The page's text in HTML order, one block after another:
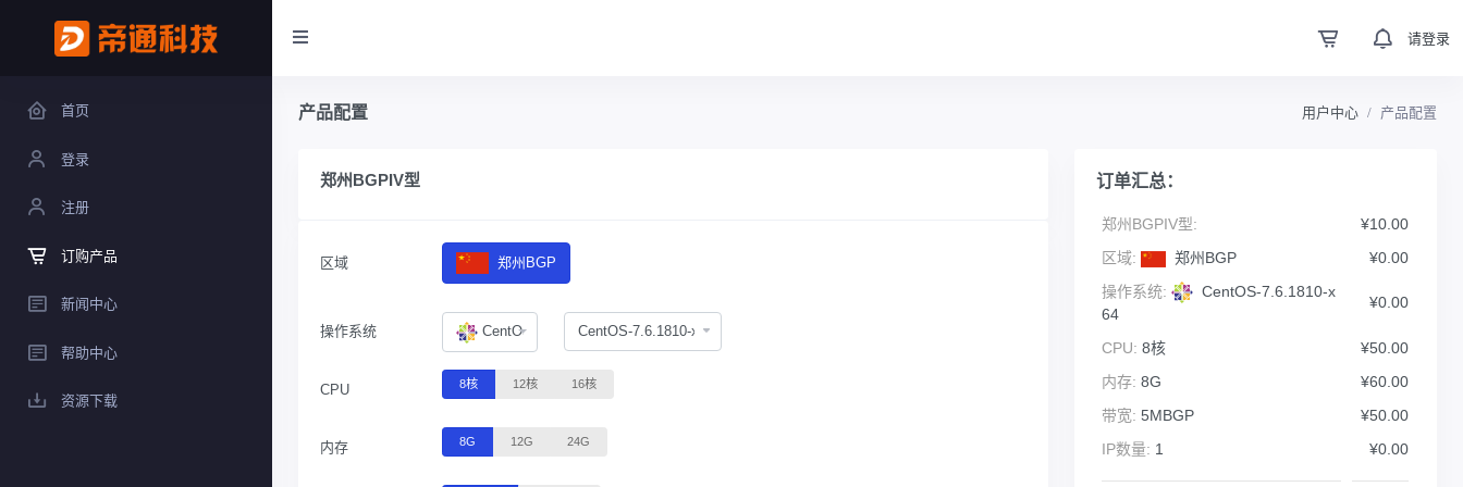
请登录
首页
登录
注册
订购产品
新闻中心
帮助中心
资源下载
产品配置 用户中心 产品配置
郑州BGPIV型
区域 郑州BGP
操作系统 CentOS
CPU 8核 12核 16核
内存 8G 12G 24G
订单汇总：
郑州BGPIV型:
¥10.00
区域:
郑州BGP
¥0.00
操作系统:
CentOS-7.6.1810-x
64
¥0.00
CPU: 8核
¥50.00
内存: 8G
¥60.00
带宽: 5MBGP
¥50.00
IP数量: 1 ¥0.00